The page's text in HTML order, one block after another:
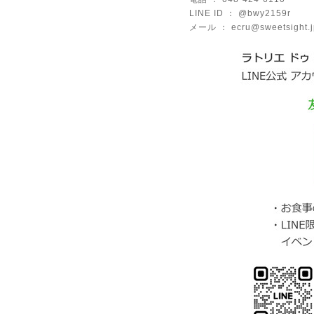
LINE ID ： @bwy2159r
メール ：